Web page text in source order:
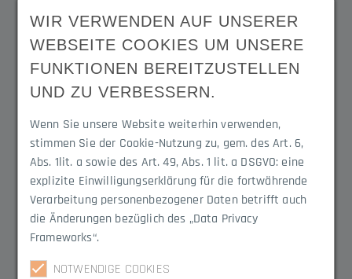
Aluminium EN AW
6060
10 mm
Breite
25 mm
Öffnung
13 mm
Lieferlängen
2 m / 4 m / 6 m
Flansch Vertikal
Ja
Downloads
WIR VERWENDEN AUF UNSERER
WEBSEITE COOKIES UM UNSERE
FUNKTIONEN BEREITZUSTELLEN
UND ZU VERBESSERN.
Wenn Sie unsere Website weiterhin verwenden,
stimmen Sie der Cookie-Nutzung zu, gem. des Art. 6,
Abs. 1lit. a sowie des Art. 49, Abs. 1 lit. a DSGVO: eine
explizite Einwilligungserklärung für die fortwährende
Verarbeitung personenbezogener Daten betrifft auch
die Änderungen bezüglich des „Data Privacy
Frameworks“.
NOTWENDIGE COOKIES